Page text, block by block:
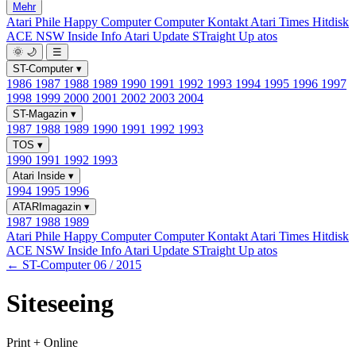
Mehr
Atari Phile Happy ComputerComputer Kontakt Atari Times Hitdisk
ACE NSW Inside Info Atari Update STraight Up atos
🌞 🌙
☰
ST-Computer ▾
1986 1987 1988 1989 1990 1991 1992 1993 1994 1995 1996 1997
1998 1999 2000 2001 2002 2003 2004
ST-Magazin ▾
1987 1988 1989 1990 1991 1992 1993
TOS ▾
1990 1991 1992 1993
Atari Inside ▾
1994 1995 1996
ATARImagazin ▾
1987 1988 1989
Atari Phile Happy ComputerComputer Kontakt Atari Times Hitdisk
ACE NSW Inside Info Atari Update STraight Up atos
← ST-Computer 06 / 2015
Siteseeing
Print + Online